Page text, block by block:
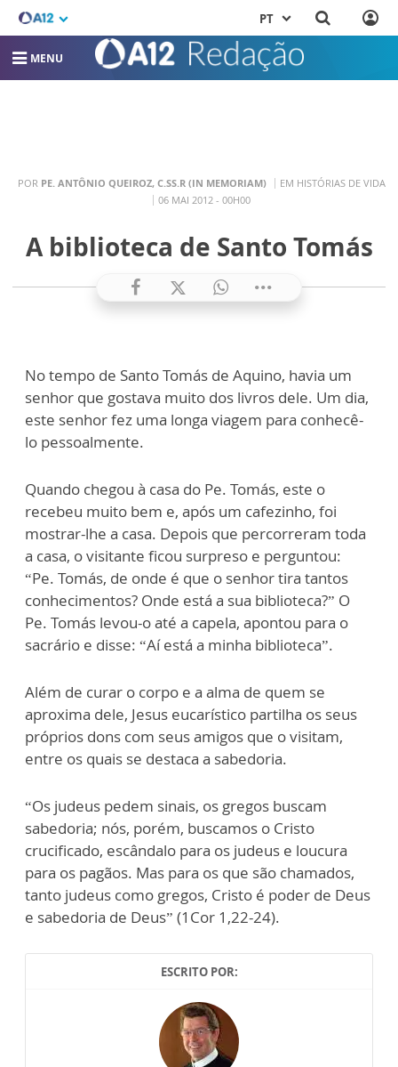
PT
MENU
POR PE. ANTÔNIO QUEIROZ, C.SS.R (IN MEMORIAM)
EM HISTÓRIAS DE VIDA
06 MAI 2012 - 00H00
A biblioteca de Santo Tomás
No tempo de Santo Tomás de Aquino, havia um
senhor que gostava muito dos livros dele. Um dia,
este senhor fez uma longa viagem para conhecê-
lo pessoalmente.
Quando chegou à casa do Pe. Tomás, este o
recebeu muito bem e, após um cafezinho, foi
mostrar-lhe a casa. Depois que percorreram toda
a casa, o visitante ficou surpreso e perguntou:
“Pe. Tomás, de onde é que o senhor tira tantos
conhecimentos? Onde está a sua biblioteca?” O
Pe. Tomás levou-o até a capela, apontou para o
sacrário e disse: “Aí está a minha biblioteca”.
Além de curar o corpo e a alma de quem se
aproxima dele, Jesus eucarístico partilha os seus
próprios dons com seus amigos que o visitam,
entre os quais se destaca a sabedoria.
“Os judeus pedem sinais, os gregos buscam
sabedoria; nós, porém, buscamos o Cristo
crucificado, escândalo para os judeus e loucura
para os pagãos. Mas para os que são chamados,
tanto judeus como gregos, Cristo é poder de Deus
e sabedoria de Deus” (1Cor 1,22-24).
ESCRITO POR: